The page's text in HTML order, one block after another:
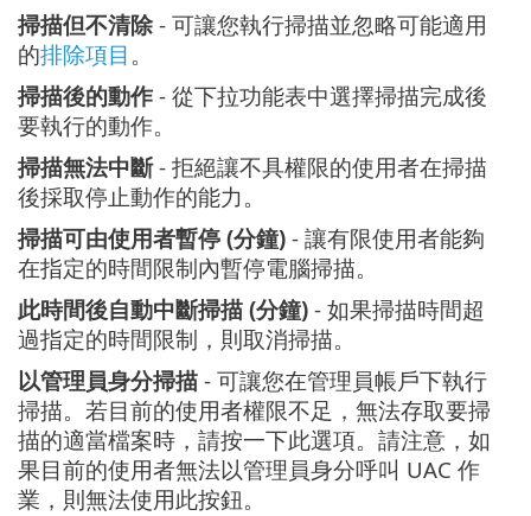
掃描但不清除 - 可讓您執行掃描並忽略可能適用
的排除項目 。
掃描後的動作 - 從下拉功能表中選擇掃描完成後
要執行的動作。
掃描無法中斷- 拒絕讓不具權限的使用者在掃描
後採取停止動作的能力。
掃描可由使用者暫停 (分鐘) - 讓有限使用者能夠
在指定的時間限制內暫停電腦掃描。
此時間後自動中斷掃描 (分鐘) - 如果掃描時間超
過指定的時間限制，則取消掃描。
以管理員身分掃描 - 可讓您在管理員帳戶下執行
掃描。若目前的使用者權限不足，無法存取要掃
描的適當檔案時，請按一下此選項。請注意，如
果目前的使用者無法以管理員身分呼叫 UAC 作
業，則無法使用此按鈕。